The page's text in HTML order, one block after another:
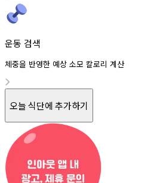
운동 검색
체중을 반영한 예상 소모 칼로리 계산
오늘 식단에 추가하기